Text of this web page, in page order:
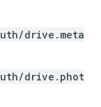
drive.meta
drive.phot